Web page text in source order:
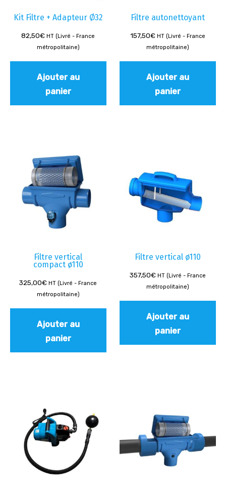
Kit Filtre + Adapteur Ø32
82,50€ HT (Livré - France
métropolitaine)
Ajouter au
panier
Filtre autonettoyant
157,50€ HT (Livré - France
métropolitaine)
Ajouter au
panier
Filtre vertical
compact ø110
325,00€ HT (Livré - France
métropolitaine)
Ajouter au
panier
Filtre vertical ø110
357,50€ HT (Livré - France
métropolitaine)
Ajouter au
panier